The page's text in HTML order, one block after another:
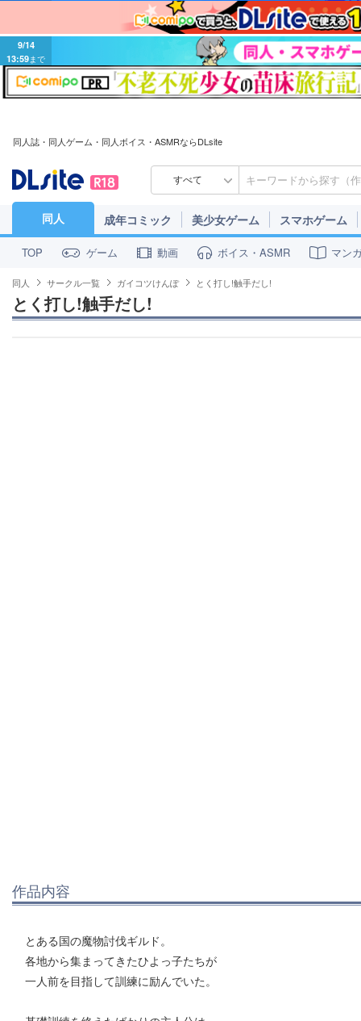
9/14
13:59まで
同人誌・同人ゲーム・同人ボイス・ASMRならDLsite
すべて
同人 成年コミック 美少女ゲーム スマホゲーム
TOP ゲーム 動画 ボイス・ASMR マン
同人 サークル一覧 ガイコツけんぽ とく打し!触手だし!
とく打し!触手だし!
作品内容
とある国の魔物討伐ギルド。
各地から集まってきたひよっ子たちが
一人前を目指して訓練に励んでいた。